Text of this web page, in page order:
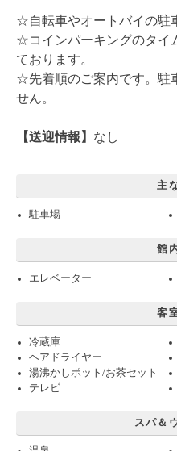
☆自転車やオートバイの駐
☆コインパーキングのタイ
ております。
☆先着順のご案内です。駐
せん。
【送迎情報】 なし
主
駐車場
館
エレベーター
客
冷蔵庫
ヘアドライヤー
湯沸かしポット/お茶セット
テレビ
スパ＆